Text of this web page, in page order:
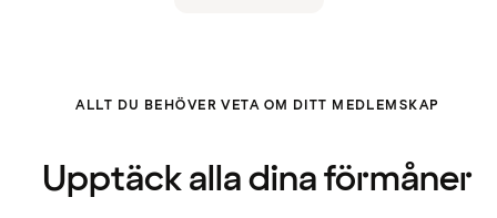
ALLT DU BEHÖVER VETA OM DITT MEDLEMSKAP
Upptäck alla dina förmåner